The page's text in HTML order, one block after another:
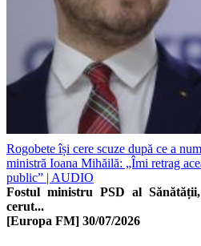
Rogobete își cere scuze după ce a
ministră Ioana Mihăilă: „Îmi retrag
public” | AUDIO
Fostul ministru PSD al
cerut...
[Europa FM] 30/07/2026